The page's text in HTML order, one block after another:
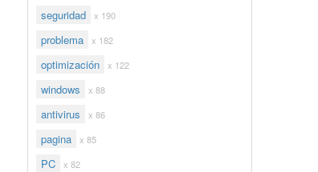
seguridad x 190
problema x 182
optimización x 122
windows x 88
antivirus x 86
pagina x 85
PC x 82